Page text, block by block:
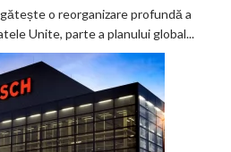
Volkswagen
pregătește
pick-
up
creat
special
pentru
o reorganizare profundă a
Unite, parte a planului global...